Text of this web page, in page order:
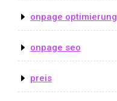
onpage optimierung
onpage seo
preis